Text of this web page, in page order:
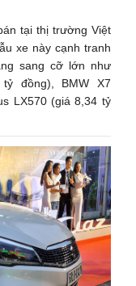
tại thị trường Việt
xe này cạnh tranh
sang cỡ lớn như
đồng), BMW X7
LX570 (giá 8,34 tỷ